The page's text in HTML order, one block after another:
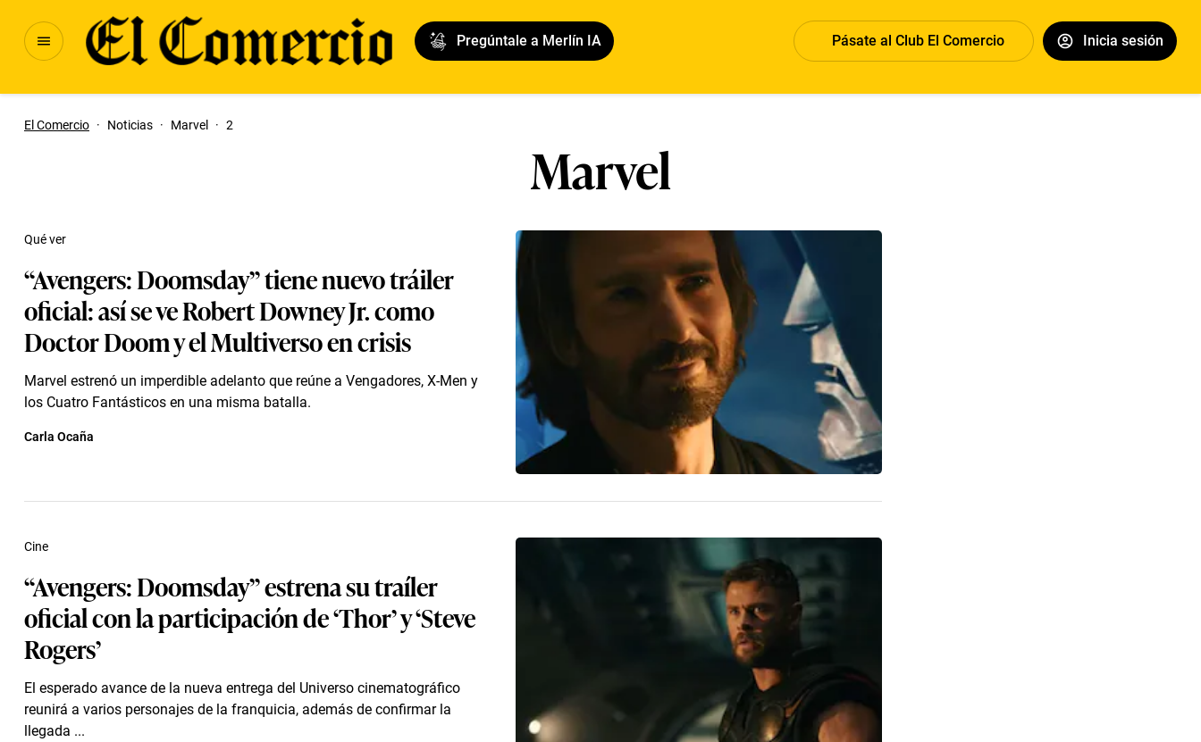
Pregúntale a Merlín IA Pásate al Club El Comercio Inicia sesión
El Comercio · Noticias · Marvel · 2
Marvel
“Avengers: Doomsday” tiene nuevo tráiler
oficial: así se ve Robert Downey Jr. como
Doctor Doom y el Multiverso en crisis
Marvel estrenó un imperdible adelanto que reúne a Vengadores, X-Men y
los Cuatro Fantásticos en una misma batalla.
Qué ver
Carla Ocaña
“Avengers: Doomsday” estrena su traíler
oficial con la participación de ‘Thor’ y ‘Steve
Rogers’
El esperado avance de la nueva entrega del Universo cinematográfico
reunirá a varios personajes de la franquicia, además de confirmar la
llegada ...
Cine